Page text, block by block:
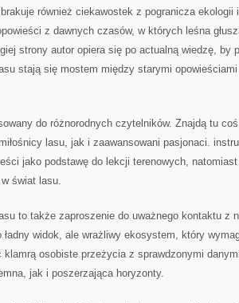
również ciekawostek z pogranicza
z dawnych czasów, w których leśna
strony autor opiera się po actualną wiedzę, by
stają się mostem między starymi
do różnorodnych czytelników. Znajdą tu
lasu, jak i zaawansowani pasjonaci.
jako podstawę do lekcji terenowych,
świat lasu.
to także zaproszenie do uważnego kontaktu z
ładny widok, ale wrażliwy ekosystem, który
klamrą osobiste przeżycia z sprawdzonymi
jak i poszerzająca horyzonty.